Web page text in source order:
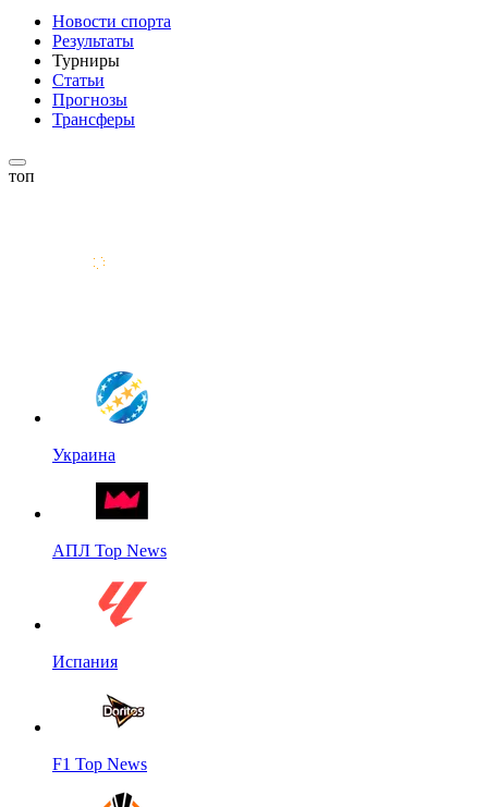
Новости спорта
Результаты
Турниры
Статьи
Прогнозы
Трансферы
топ
Украина
АПЛ Top News
Испания
F1 Top News